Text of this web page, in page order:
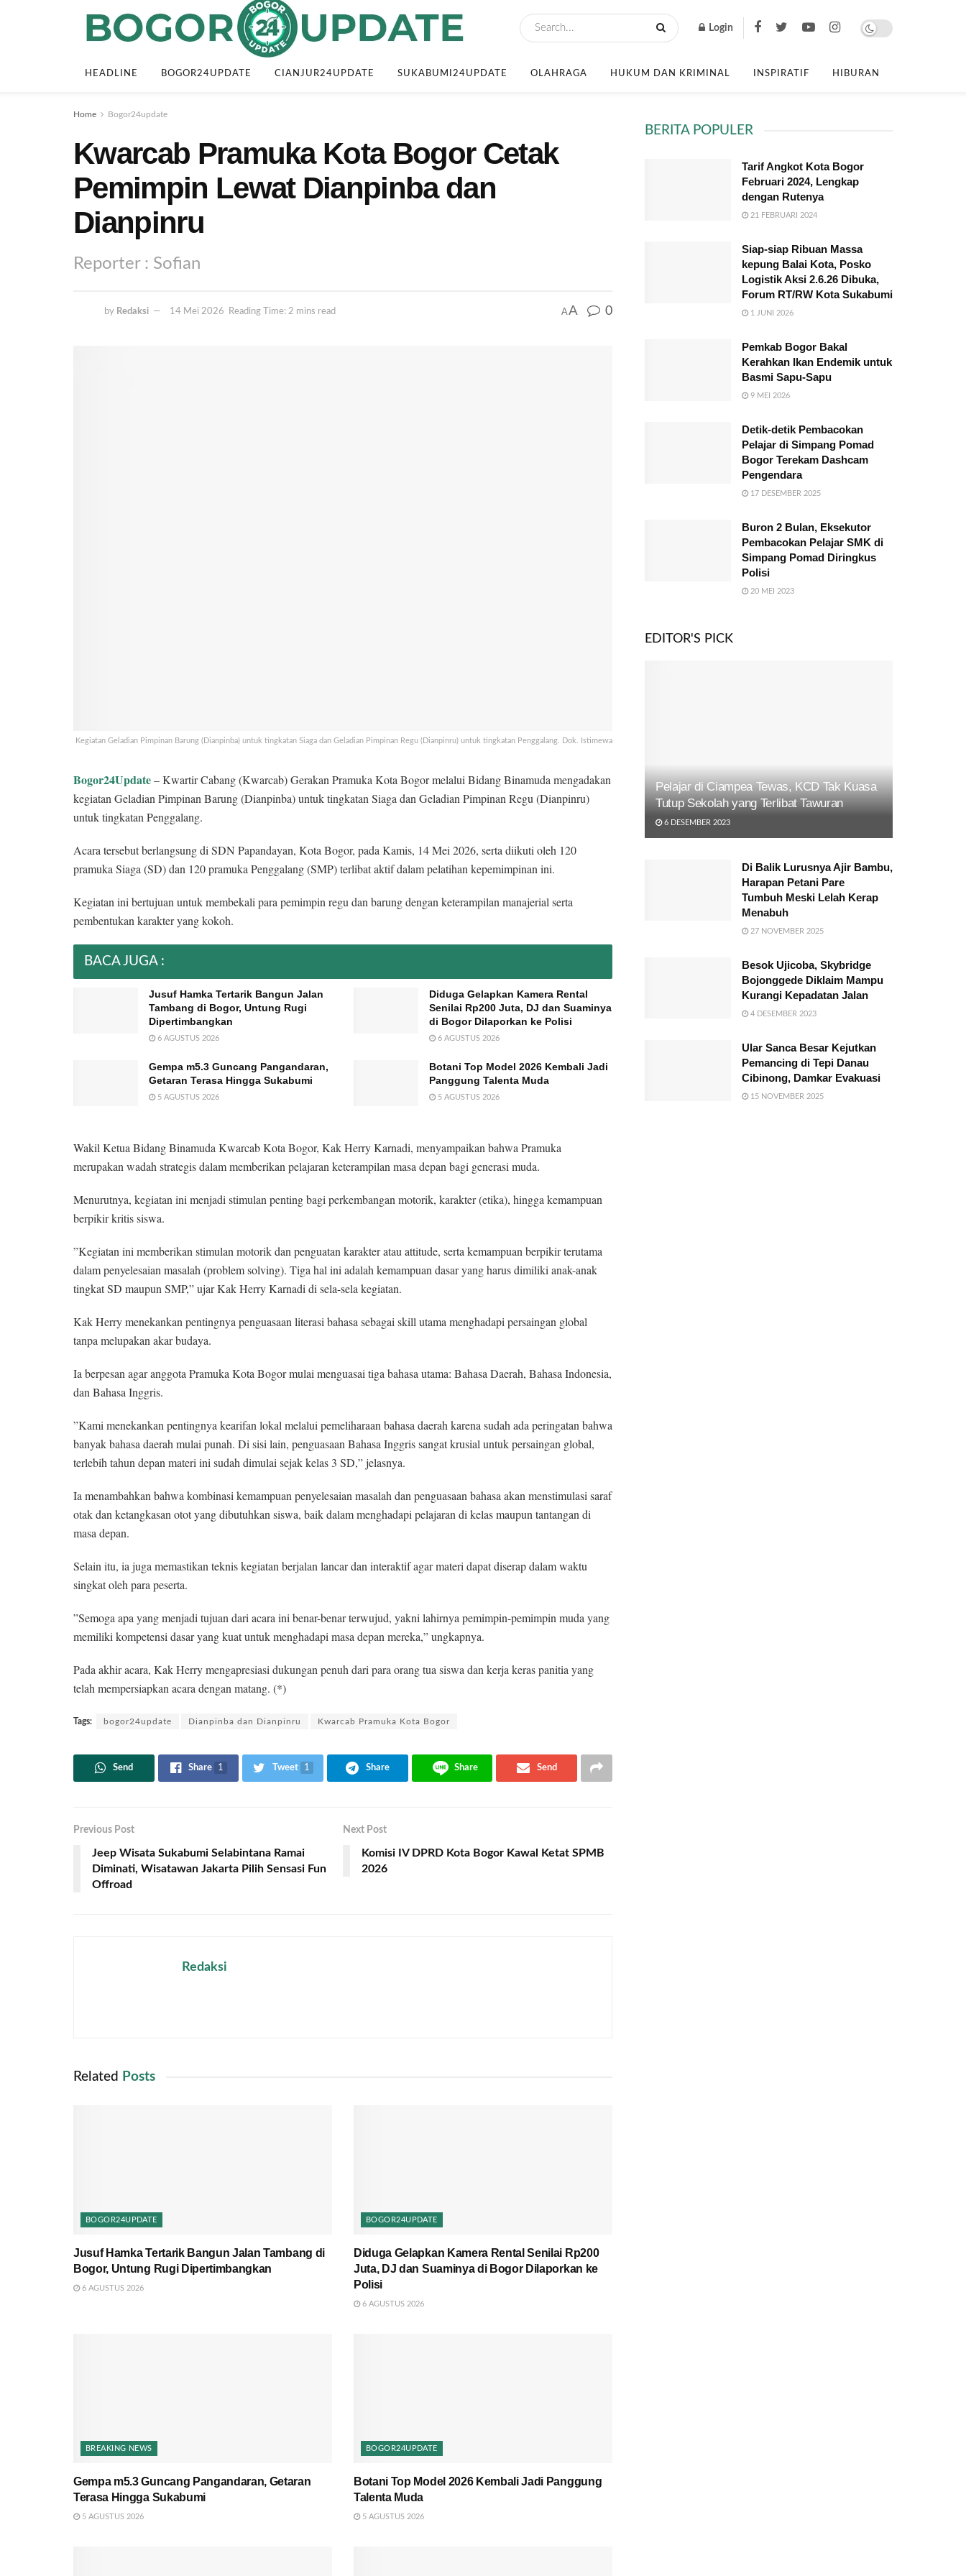
Login
HEADLINE BOGOR24UPDATE CIANJUR24UPDATE SUKABUMI24UPDATE OLAHRAGA HUKUM DAN KRIMINAL INSPIRATIF HIBURAN
Home Bogor24update
Kwarcab Pramuka Kota Bogor Cetak
Pemimpin Lewat Dianpinba dan
Dianpinru
Reporter : Sofian
by Redaksi 14 Mei 2026 Reading Time: 2 mins read AA 0
Kegiatan Geladian Pimpinan Barung (Dianpinba) untuk tingkatan Siaga dan Geladian Pimpinan Regu (Dianpinru) untuk tingkatan Penggalang. Dok. Istimewa
Bogor24Update– Kwartir Cabang (Kwarcab) Gerakan Pramuka Kota Bogor melalui Bidang Binamuda mengadakan
kegiatan Geladian Pimpinan Barung (Dianpinba) untuk tingkatan Siaga dan Geladian Pimpinan Regu (Dianpinru)
untuk tingkatan Penggalang.
Acara tersebut berlangsung di SDN Papandayan, Kota Bogor, pada Kamis, 14 Mei 2026, serta diikuti oleh 120
pramuka Siaga (SD) dan 120 pramuka Penggalang (SMP) terlibat aktif dalam pelatihan kepemimpinan ini.
Kegiatan ini bertujuan untuk membekali para pemimpin regu dan barung dengan keterampilan manajerial serta
pembentukan karakter yang kokoh.
BACA JUGA :
Jusuf Hamka Tertarik Bangun Jalan
Tambang di Bogor, Untung Rugi
Dipertimbangkan
6 AGUSTUS 2026
Diduga Gelapkan Kamera Rental
Senilai Rp200 Juta, DJ dan Suaminya
di Bogor Dilaporkan ke Polisi
6 AGUSTUS 2026
Gempa m5.3 Guncang Pangandaran,
Getaran Terasa Hingga Sukabumi
5 AGUSTUS 2026
Botani Top Model 2026 Kembali Jadi
Panggung Talenta Muda
5 AGUSTUS 2026
​Wakil Ketua Bidang Binamuda Kwarcab Kota Bogor, Kak Herry Karnadi, menyampaikan bahwa Pramuka
merupakan wadah strategis dalam memberikan pelajaran keterampilan masa depan bagi generasi muda.
Menurutnya, kegiatan ini menjadi stimulan penting bagi perkembangan motorik, karakter (etika), hingga kemampuan
berpikir kritis siswa.
​”Kegiatan ini memberikan stimulan motorik dan penguatan karakter atau attitude, serta kemampuan berpikir terutama
dalam penyelesaian masalah (problem solving). Tiga hal ini adalah kemampuan dasar yang harus dimiliki anak-anak
tingkat SD maupun SMP,” ujar Kak Herry Karnadi di sela-sela kegiatan.
​Kak Herry menekankan pentingnya penguasaan literasi bahasa sebagai skill utama menghadapi persaingan global
tanpa melupakan akar budaya.
Ia berpesan agar anggota Pramuka Kota Bogor mulai menguasai tiga bahasa utama: Bahasa Daerah, Bahasa Indonesia,
dan Bahasa Inggris.
​”Kami menekankan pentingnya kearifan lokal melalui pemeliharaan bahasa daerah karena sudah ada peringatan bahwa
banyak bahasa daerah mulai punah. Di sisi lain, penguasaan Bahasa Inggris sangat krusial untuk persaingan global,
terlebih tahun depan materi ini sudah dimulai sejak kelas 3 SD,” jelasnya.
​Ia menambahkan bahwa kombinasi kemampuan penyelesaian masalah dan penguasaan bahasa akan menstimulasi saraf
otak dan ketangkasan otot yang dibutuhkan siswa, baik dalam menghadapi pelajaran di kelas maupun tantangan di
masa depan.
​Selain itu, ia juga memastikan teknis kegiatan berjalan lancar dan interaktif agar materi dapat diserap dalam waktu
singkat oleh para peserta.
​”Semoga apa yang menjadi tujuan dari acara ini benar-benar terwujud, yakni lahirnya pemimpin-pemimpin muda yang
memiliki kompetensi dasar yang kuat untuk menghadapi masa depan mereka,” ungkapnya.
​Pada akhir acara, Kak Herry mengapresiasi dukungan penuh dari para orang tua siswa dan kerja keras panitia yang
telah mempersiapkan acara dengan matang. (*)
Tags: bogor24update Dianpinba dan Dianpinru Kwarcab Pramuka Kota Bogor
Send Share 1 Tweet 1 Share Share Send
Previous Post
Jeep Wisata Sukabumi Selabintana Ramai
Diminati, Wisatawan Jakarta Pilih Sensasi Fun
Offroad
Next Post
Komisi IV DPRD Kota Bogor Kawal Ketat SPMB
2026
Redaksi
Related Posts
BOGOR24UPDATE
Jusuf Hamka Tertarik Bangun Jalan Tambang di
Bogor, Untung Rugi Dipertimbangkan
6 AGUSTUS 2026
BOGOR24UPDATE
Diduga Gelapkan Kamera Rental Senilai Rp200
Juta, DJ dan Suaminya di Bogor Dilaporkan ke
Polisi
6 AGUSTUS 2026
BREAKING NEWS
Gempa m5.3 Guncang Pangandaran, Getaran
Terasa Hingga Sukabumi
5 AGUSTUS 2026
BOGOR24UPDATE
Botani Top Model 2026 Kembali Jadi Panggung
Talenta Muda
5 AGUSTUS 2026
BERITA POPULER
Tarif Angkot Kota Bogor
Februari 2024, Lengkap
dengan Rutenya
21 FEBRUARI 2024
Siap-siap Ribuan Massa
kepung Balai Kota, Posko
Logistik Aksi 2.6.26 Dibuka,
Forum RT/RW Kota Sukabumi
1 JUNI 2026
Pemkab Bogor Bakal
Kerahkan Ikan Endemik untuk
Basmi Sapu-Sapu
9 MEI 2026
Detik-detik Pembacokan
Pelajar di Simpang Pomad
Bogor Terekam Dashcam
Pengendara
17 DESEMBER 2025
Buron 2 Bulan, Eksekutor
Pembacokan Pelajar SMK di
Simpang Pomad Diringkus
Polisi
20 MEI 2023
EDITOR'S PICK
Pelajar di Ciampea Tewas, KCD Tak Kuasa
Tutup Sekolah yang Terlibat Tawuran
6 DESEMBER 2023
Di Balik Lurusnya Ajir Bambu,
Harapan Petani Pare
Tumbuh Meski Lelah Kerap
Menabuh
27 NOVEMBER 2025
Besok Ujicoba, Skybridge
Bojonggede Diklaim Mampu
Kurangi Kepadatan Jalan
4 DESEMBER 2023
Ular Sanca Besar Kejutkan
Pemancing di Tepi Danau
Cibinong, Damkar Evakuasi
15 NOVEMBER 2025